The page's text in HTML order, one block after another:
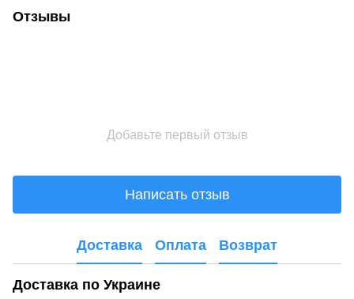
Отзывы
Добавьте первый отзыв
Написать отзыв
Доставка Оплата Возврат
Доставка по Украине